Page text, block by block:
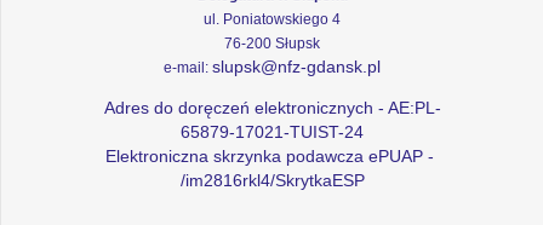
ul. Poniatowskiego 4
76-200 Słupsk
e-mail: slupsk@nfz-gdansk.pl
Adres do doręczeń elektronicznych - AE:PL-
65879-17021-TUIST-24
Elektroniczna skrzynka podawcza ePUAP -
/im2816rkl4/SkrytkaESP